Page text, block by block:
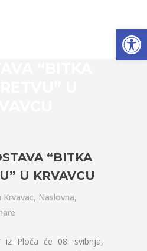
“BITKA
U KRVAVCU
Krvavac, Naslovna,
iz Ploča će 08. svibnja,